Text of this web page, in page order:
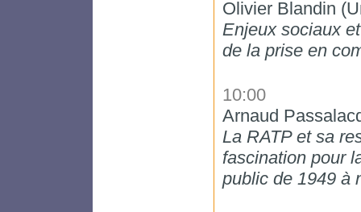
Olivier Blandin
Enjeux sociaux
de la prise en
10:00
Arnaud
La RATP et sa
fascination pour
public de 1949 à